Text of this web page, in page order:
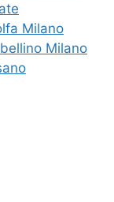
Milano
Milano